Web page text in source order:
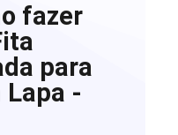
fazer
para
Lapa -